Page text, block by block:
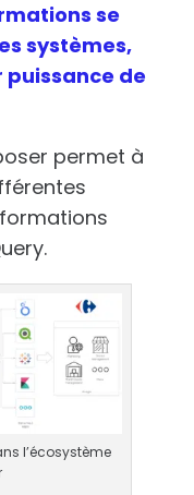
se
systèmes,
de
permet à
l’écosystème